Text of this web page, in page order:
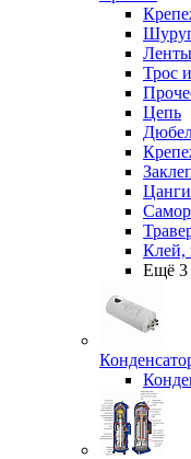
Ленты
Трос
Цепь
Цанги
Клей,
Ещё 3